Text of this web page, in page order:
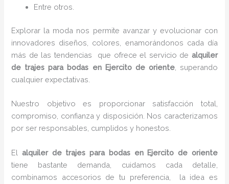
Entre otros.
Explorar la moda nos permite avanzar y evolucionar con
innovadores diseños, colores, enamorándonos cada día
más de las tendencias que ofrece el servicio de alquiler
de trajes para bodas en Ejercito de oriente, superando
cualquier expectativas.
Nuestro objetivo es proporcionar satisfacción total,
compromiso, confianza y disposición. Nos caracterizamos
por ser responsables, cumplidos y honestos.
Elalquiler de trajes para bodas en Ejercito de oriente
tiene bastante demanda, cuidamos cada detalle,
combinamos accesorios de tu preferencia, la idea es